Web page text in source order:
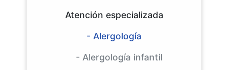
Atención especializada
- Alergología
- Alergología infantil